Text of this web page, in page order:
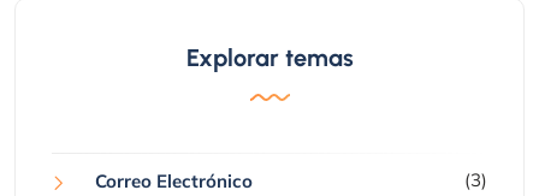
Explorar temas
Correo Electrónico (3)